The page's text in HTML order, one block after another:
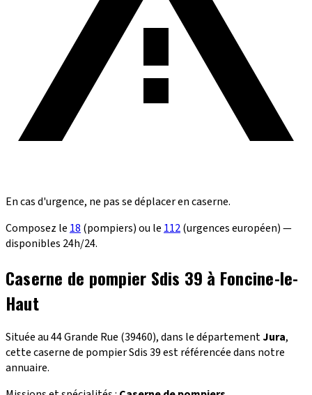
En cas d'urgence, ne pas se déplacer en caserne.
Composez le 18 (pompiers) ou le 112(urgences européen) —
disponibles 24h/24.
Caserne de pompier Sdis 39 à Foncine-le-
Haut
Située au 44 Grande Rue (39460), dans le départementJura,
cette caserne de pompier Sdis 39 est référencée dans notre
annuaire.